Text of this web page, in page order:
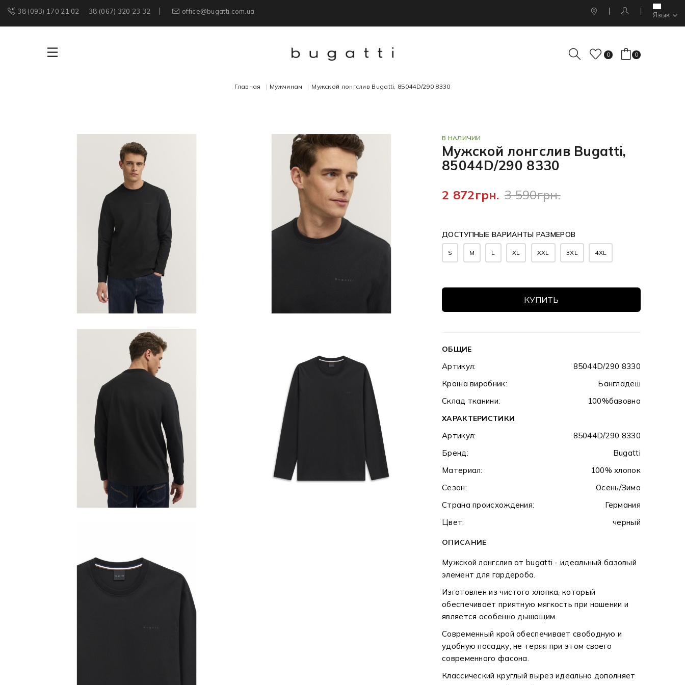
38 (093) 170 21 02 38 (067) 320 23 32 office@bugatti.com.ua Язык
0 0
Главная Мужчинам Мужской лонгслив Bugatti, 85044D/290 8330
В НАЛИЧИИ
Мужской лонгслив Bugatti,
85044D/290 8330
2 872грн. 3 590грн.
ДОСТУПНЫЕ ВАРИАНТЫ РАЗМЕРОВ
S M L XL XXL 3XL 4XL
КУПИТЬ
ОБЩИЕ
Артикул:
85044D/290 8330
Країна виробник:
Бангладеш
Склад тканини:
100%бавовна
ХАРАКТЕРИСТИКИ
Артикул:
85044D/290 8330
Бренд:
Bugatti
Материал:
100% хлопок
Сезон:
Осень/Зима
Страна происхождения:
Германия
Цвет:
черный
ОПИСАНИЕ
Мужской лонгслив от bugatti - идеальный базовый
элемент для гардероба.
Изготовлен из чистого хлопка, который
обеспечивает приятную мягкость при ношении и
является особенно дышащим.
Современный крой обеспечивает свободную и
удобную посадку, не теряя при этом своего
современного фасона.
Классический круглый вырез идеально дополняет